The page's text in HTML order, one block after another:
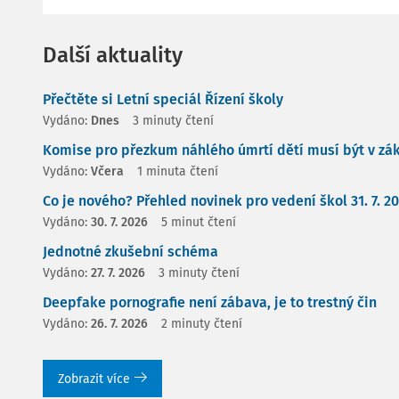
Další aktuality
Přečtěte si Letní speciál Řízení školy
Vydáno: Dnes 3 minuty čtení
Komise pro přezkum náhlého úmrtí dětí musí být v
Vydáno: Včera 1 minuta čtení
Co je nového? Přehled novinek pro vedení škol 31. 7.
Vydáno: 30. 7. 2026 5 minut čtení
Jednotné zkušební schéma
Vydáno: 27. 7. 2026 3 minuty čtení
Deepfake pornografie není zábava, je to trestný čin
Vydáno: 26. 7. 2026 2 minuty čtení
Zobrazit více